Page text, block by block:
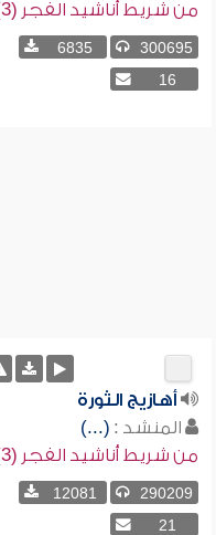
من شريط أناشيد الفجر (3)
300695
6835
16
أهازيج الثورة
المنشد : (...)
من شريط أناشيد الفجر (3)
290209
12081
21